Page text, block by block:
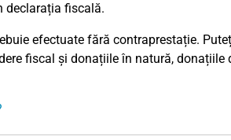
declarația fiscală.
efectuate fără contraprestație.
fiscal și donațiile în natură, donațiile